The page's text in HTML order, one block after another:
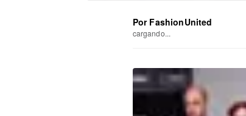
Por FashionUnited
cargando...